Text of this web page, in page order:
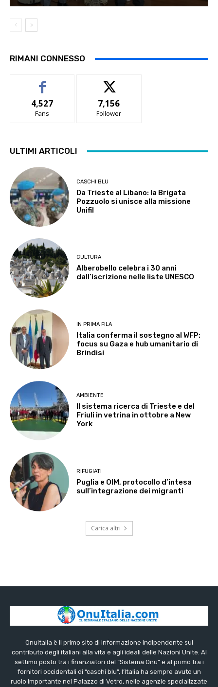
RIMANI CONNESSO
4,527
Fans
7,156
Follower
ULTIMI ARTICOLI
CASCHI BLU
Da Trieste al Libano: la Brigata
Pozzuolo si unisce alla missione
Unifil
CULTURA
Alberobello celebra i 30 anni
dall’iscrizione nelle liste UNESCO
IN PRIMA FILA
Italia conferma il sostegno al WFP:
focus su Gaza e hub umanitario di
Brindisi
AMBIENTE
Il sistema ricerca di Trieste e del
Friuli in vetrina in ottobre a New
York
RIFUGIATI
Puglia e OIM, protocollo d’intesa
sull’integrazione dei migranti
Carica altri
OnuItalia è il primo sito di informazione indipendente sul
contributo degli italiani alla vita e agli ideali delle Nazioni Unite. Al
settimo posto tra i finanziatori del “Sistema Onu” e al primo tra i
fornitori occidentali di “caschi blu”, l’Italia ha sempre avuto un
ruolo importante nel Palazzo di Vetro, nelle agenzie specializzate